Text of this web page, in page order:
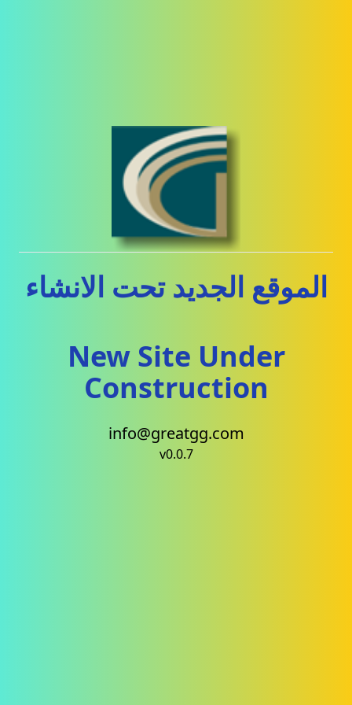
الموقع الجديد تحت الانشاء
New Site Under
Construction
info@greatgg.com
v0.0.7